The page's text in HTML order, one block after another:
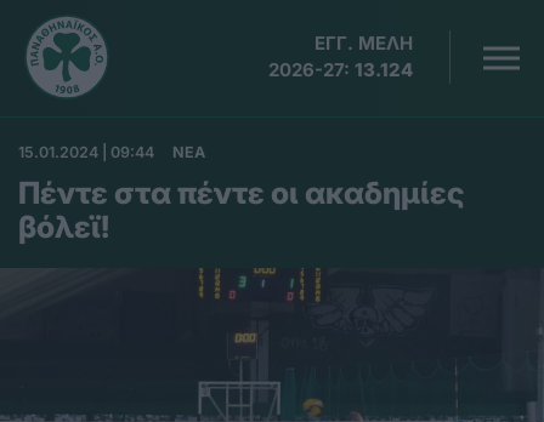
ΕΓΓ. ΜΕΛΗ
2026-27: 13.124
15.01.2024 | 09:44 ΝΕΑ
Πέντε στα πέντε οι ακαδημίες
βόλεϊ!